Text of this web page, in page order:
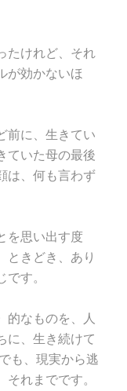
たけれど、それ
が効かないほ
前に、生きてい
ていた母の最後
は、何も言わず
を思い出す度
ときどき、あり
す。
的なものを、人
に、生き続けて
も、現実から逃
れまでです。